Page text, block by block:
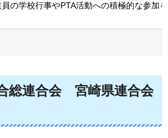
の学校行事やPTA活動への積極的な参加
総連合会 宮崎県連合会